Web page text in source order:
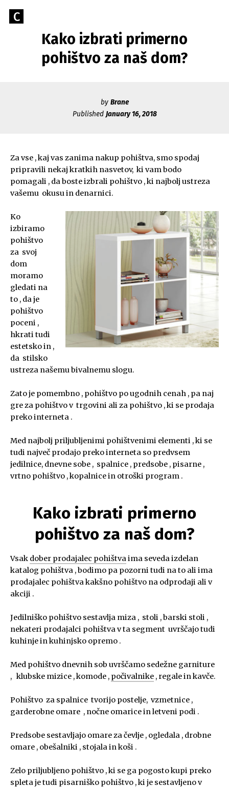
Go
C
CAERUS
Caerus
BlogKako izbrati primerno
pohištvo za naš dom?
by Brane
Published January 16, 2018
Za vse , kaj vas zanima nakup pohištva, smo spodaj
pripravili nekaj kratkih nasvetov, ki vam bodo
pomagali , da boste izbrali pohištvo , ki najbolj ustreza
vašemu okusu in denarnici.
Ko
izbiramo
pohištvo
za svoj
dom
moramo
gledati na
to , da je
pohištvo
poceni ,
hkrati tudi
estetsko in ,
da stilsko
ustreza našemu bivalnemu slogu.
Zato je pomembno , pohištvo po ugodnih cenah , pa naj
gre za pohištvo v trgovini ali za pohištvo , ki se prodaja
preko interneta .
Med najbolj priljubljenimi pohištvenimi elementi , ki se
tudi največ prodajo preko interneta so predvsem
jedilnice, dnevne sobe , spalnice , predsobe , pisarne ,
vrtno pohištvo , kopalnice in otroški program .
Kako izbrati primerno
pohištvo za naš dom?
Vsak dober prodajalec pohištvaima seveda izdelan
katalog pohištva , bodimo pa pozorni tudi na to ali ima
prodajalec pohištva kakšno pohištvo na odprodaji ali v
akciji .
Jedilniško pohištvo sestavlja miza , stoli , barski stoli ,
nekateri prodajalci pohištva v ta segment uvrščajo tudi
kuhinje in kuhinjsko opremo .
Med pohištvo dnevnih sob uvrščamo sedežne garniture
, klubske mizice , komode , počivalnike , regale in kavče.
Pohištvo za spalnice tvorijo postelje, vzmetnice ,
garderobne omare , nočne omarice in letveni podi .
Predsobe sestavljajo omare za čevlje , ogledala , drobne
omare , obešalniki , stojala in koši .
Zelo priljubljeno pohištvo , ki se ga pogosto kupi preko
spleta je tudi pisarniško pohištvo , ki je sestavljeno v